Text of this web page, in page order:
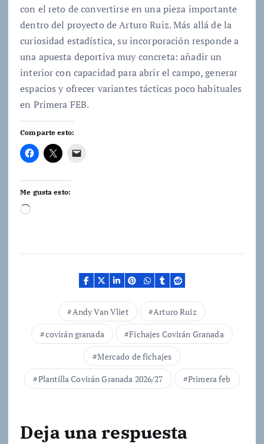
con el reto de convertirse en una pieza importante
dentro del proyecto de Arturo Ruiz. Más allá de la
curiosidad estadística, su incorporación responde a
una apuesta deportiva muy concreta: añadir un
interior con capacidad para abrir el campo, generar
espacios y ofrecer variantes tácticas poco habituales
en Primera FEB.
Comparte esto:
Me gusta esto:
C
g
.
.
Andy Van Vliet
Arturo Ruiz
covirán granada
Fichajes Covirán Granada
Mercado de fichajes
Plantilla Covirán Granada 2026/27
Primera feb
Deja una respuesta